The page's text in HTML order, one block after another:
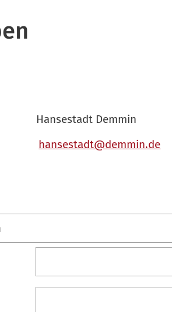
Hansestadt Demmin
hansestadt@demmin.de